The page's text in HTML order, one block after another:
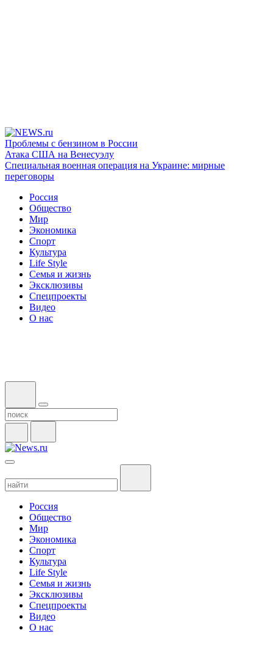
Проблемы с бензином в России
Атака США на Венесуэлу
Специальная военная операция на Украине: мирные
переговоры
Россия
Общество
Мир
Экономика
Спорт
Культура
Life Style
Семья и жизнь
Эксклюзивы
Спецпроекты
Видео
О нас
Россия
Общество
Мир
Экономика
Спорт
Культура
Life Style
Семья и жизнь
Эксклюзивы
Спецпроекты
Видео
О нас